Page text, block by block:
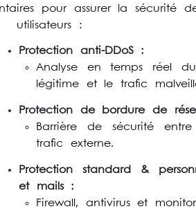
pour assurer la sécurité
utilisateurs :
Protection anti-DDoS :
Analyse en temps réel
légitime et le trafic
Protection de bordure de
Barrière de sécurité
trafic externe.
Protection standard &
et mails :
Firewall, antivirus et